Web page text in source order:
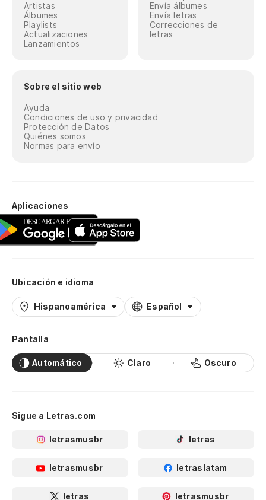
Artistas
Álbumes
Playlists
Actualizaciones
Lanzamientos
Envía álbumes
Envía letras
Correcciones de
letras
Sobre el sitio web
Ayuda
Condiciones de uso y privacidad
Protección de Datos
Quiénes somos
Normas para envío
Aplicaciones
Ubicación e idioma
Hispanoamérica Español
Pantalla
Automático Claro Oscuro
Sigue a Letras.com
letrasmusbr letras
letrasmusbr letraslatam
letras letrasmusbr